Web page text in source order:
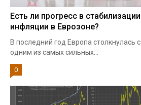
Есть ли прогресс в стабилизации
инфляции в Еврозоне?
В последний год Европа столкнулась с
одним из самых сильных...
0